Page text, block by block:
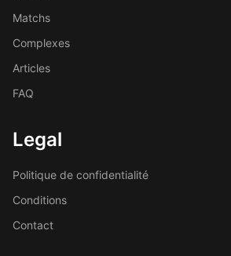
Matchs
Complexes
Articles
FAQ
Legal
Politique de confidentialité
Conditions
Contact